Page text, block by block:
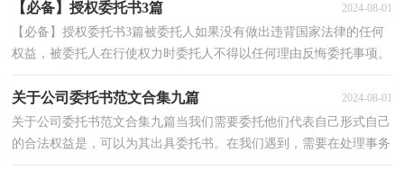
【必备】授权委托书3篇 2024-08-01
【必备】授权委托书3篇被委托人如果没有做出违背国家法律的任何
权益，被委托人在行使权力时委托人不得以任何理由反悔委托事项。
关于公司委托书范文合集九篇 2024-08-01
关于公司委托书范文合集九篇当我们需要委托他们代表自己形式自己
的合法权益是，可以为其出具委托书。在我们遇到，需要在处理事务